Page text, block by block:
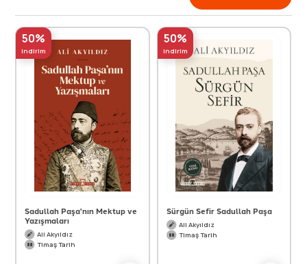
50%
indirim
Sadullah Paşa'nın Mektup ve
Yazışmaları
Ali Akyıldız
Timaş Tarih
50%
indirim
Sürgün Sefir Sadullah Paşa
Ali Akyıldız
Timaş Tarih